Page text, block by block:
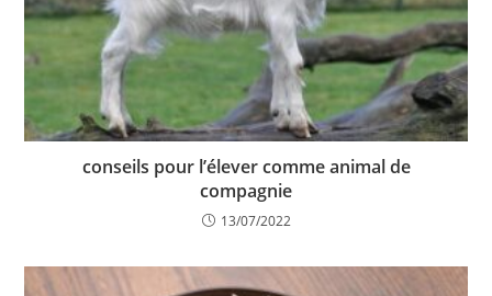
conseils pour l’élever comme animal de
compagnie
13/07/2022